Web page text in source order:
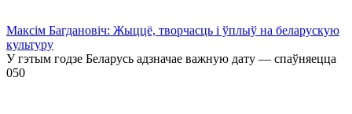
Максім Багдановіч: Жыццё, творчасць і ўплыў на беларускую
культуру
У гэтым годзе Беларусь адзначае важную дату — спаўняецца
050